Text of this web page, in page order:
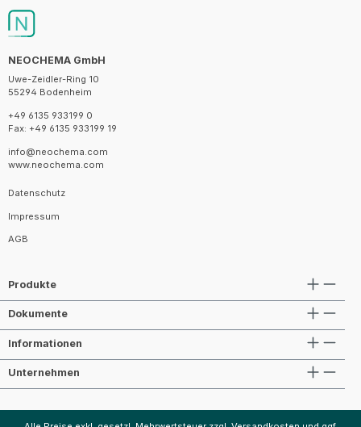
NEOCHEMA GmbH
Uwe-Zeidler-Ring 10
55294 Bodenheim
+49 6135 933199 0
Fax: +49 6135 933199 19
info@neochema.com
www.neochema.com
Datenschutz
Impressum
AGB
Produkte
Dokumente
Informationen
Unternehmen